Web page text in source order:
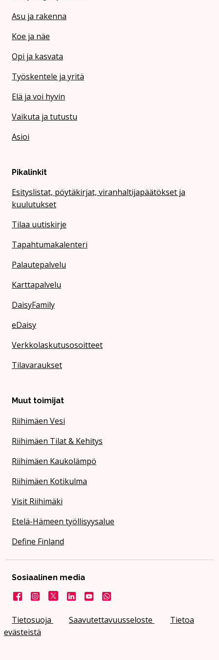
Asu ja rakenna
Koe ja näe
Opi ja kasvata
Työskentele ja yritä
Elä ja voi hyvin
Vaikuta ja tutustu
Asioi
Pikalinkit
Esityslistat, pöytäkirjat, viranhaltijapäätökset ja
kuulutukset
Tilaa uutiskirje
Tapahtumakalenteri
Palautepalvelu
Karttapalvelu
DaisyFamily
eDaisy
Verkkolaskutusosoitteet
Tilavaraukset
Muut toimijat
Riihimäen Vesi
Riihimäen Tilat & Kehitys
Riihimäen Kaukolämpö
Riihimäen Kotikulma
Visit Riihimäki
Etelä-Hämeen työllisyysalue
Define Finland
Tietosuoja Saavutettavuusseloste
Tietoa
evästeistä
Sosiaalinen media
FacebookInstagram
X LinkedInYouTubeKaupunki WhatsApissa